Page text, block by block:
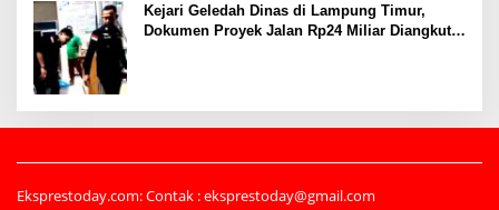
Kejari Geledah Dinas di Lampung Timur,
Dokumen Proyek Jalan Rp24 Miliar Diangkut
Eksprestoday.com: Contak : eksprestoday@gmail.com